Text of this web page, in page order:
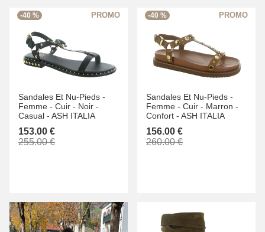
-40 %
Sandales Et Nu-Pieds -
Femme - Cuir - Noir -
Casual - ASH ITALIA
153.00 €
255.00 €
-40 %
Sandales Et Nu-Pieds -
Femme - Cuir - Marron -
Confort - ASH ITALIA
156.00 €
260.00 €